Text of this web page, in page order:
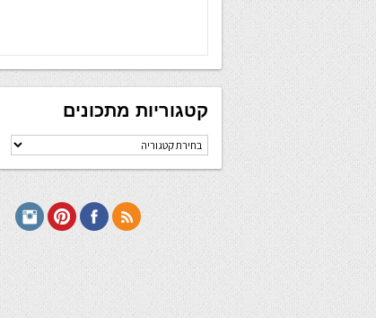
קטגוריות מתכונים
קטגוריות
מתכונים